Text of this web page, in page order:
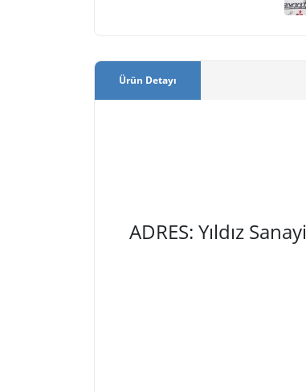
Ürün Detayı
ADRES: Yıldız